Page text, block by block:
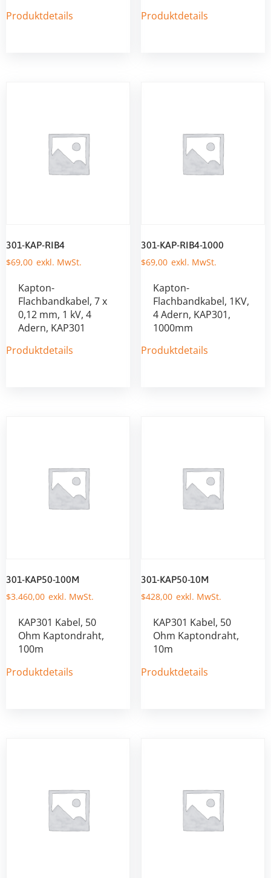
Produktdetails
Produktdetails
301-KAP-RIB4
$69,00
Kapton-
Flachbandkabel, 7 x
0,12 mm, 1 kV, 4
Adern, KAP301
Produktdetails
301-KAP-RIB4-1000
$69,00
Kapton-
Flachbandkabel, 1KV,
4 Adern, KAP301,
1000mm
Produktdetails
301-KAP50-100M
$3.460,00
KAP301 Kabel, 50
Ohm Kaptondraht,
100m
Produktdetails
301-KAP50-10M
$428,00
KAP301 Kabel, 50
Ohm Kaptondraht,
10m
Produktdetails